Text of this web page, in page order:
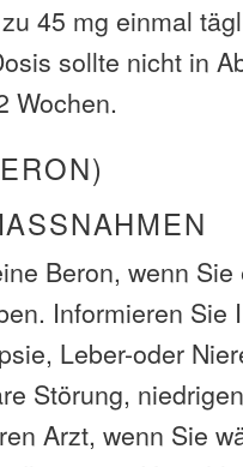
45 mg einmal
sollte nicht in
Wochen.
Beron, wenn
Informieren Sie
Leber-oder
Störung,
Arzt, wenn Sie